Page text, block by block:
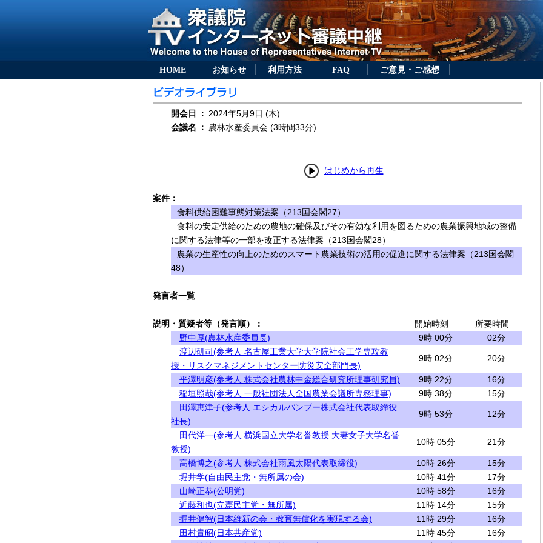
HOME お知らせ 利用方法 FAQ ご意見・ご感想
開会日 ： 2024年5月9日 (木)
会議名
： 農林水産委員会 (3時間33分)
はじめから再生
案件：
食料供給困難事態対策法案（213国会閣27）
食料の安定供給のための農地の確保及びその有効な利用を図るための農業振興地域の整備
に関する法律等の一部を改正する法律案（213国会閣28）
農業の生産性の向上のためのスマート農業技術の活用の促進に関する法律案（213国会閣
48）
発言者一覧
説明・質疑者等（発言順）： 開始時刻
所要時間
野中厚(農林水産委員長)
9時 00分
02分
渡辺研司(参考人 名古屋工業大学大学院社会工学専攻教
授・リスクマネジメントセンター防災安全部門長)
9時 02分 20分
平澤明彦(参考人 株式会社農林中金総合研究所理事研究員) 9時 22分
16分
稲垣照哉(参考人 一般社団法人全国農業会議所専務理事)
9時 38分
15分
田澤恵津子(参考人 エシカルバンブー株式会社代表取締役
社長)
9時 53分 12分
田代洋一(参考人 横浜国立大学名誉教授 大妻女子大学名誉
教授)
10時 05分 21分
高橋博之(参考人 株式会社雨風太陽代表取締役) 10時 26分
15分
堀井学(自由民主党・無所属の会)
10時 41分
17分
山崎正恭(公明党)
10時 58分
16分
近藤和也(立憲民主党・無所属)
11時 14分
15分
掘井健智(日本維新の会・教育無償化を実現する会)
11時 29分
16分
田村貴昭(日本共産党)
11時 45分
16分